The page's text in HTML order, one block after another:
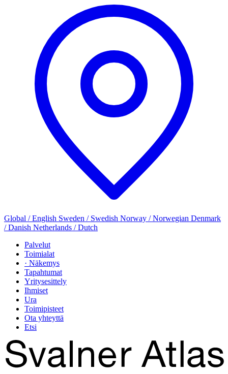
Global / English Sweden / Swedish Norway / Norwegian Denmark
/ Danish Netherlands / Dutch
Palvelut
Toimialat
· Näkemys
Tapahtumat
Yritysesittely
Ihmiset
Ura
Toimipisteet
Ota yhteyttä
Etsi